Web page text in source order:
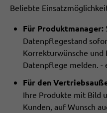
Beliebte
Für Produktmanager:
Datenpflegestand
Korrekturwünsche und
Datenpflege melden. -
Für den
Ihre Produkte mit Bild
Kunden, auf Wunsch